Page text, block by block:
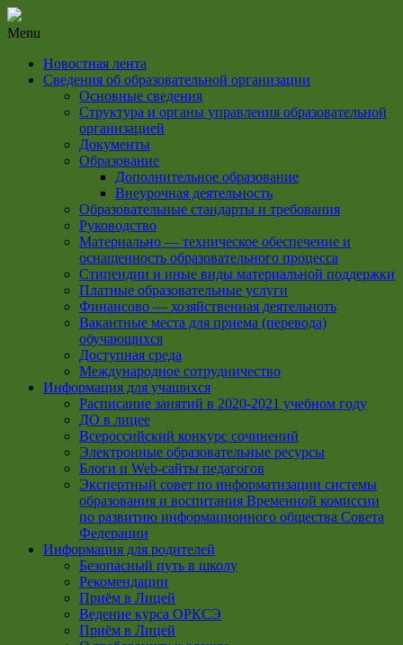
Menu
Новостная лента
Сведения об образовательной организации
Основные сведения
Структура и органы управления образовательной
организацией
Документы
Образование
Дополнительное образование
Внеурочная деятельность
Образовательные стандарты и требования
Руководство
Материально — техническое обеспечение и
оснащенность образовательного процесса
Стипендии и иные виды материальной поддержки
Платные образовательные услуги
Финансово — хозяйственная деятельноть
Вакантные места для приема (перевода)
обучающихся
Доступная среда
Международное сотрудничество
Информация для учащихся
Расписание занятий в 2020-2021 учебном году
ДО в лицее
Всероссийский конкурс сочинений
Электронные образовательные ресурсы
Блоги и Web-сайты педагогов
Экспертный совет по информатизации системы
образования и воспитания Временной комиссии
по развитию информационного общества Совета
Федерации
Информация для родителей
Безопасный путь в школу
Рекомендации
Приём в Лицей
Ведение курса ОРКСЭ
Приём в Лицей